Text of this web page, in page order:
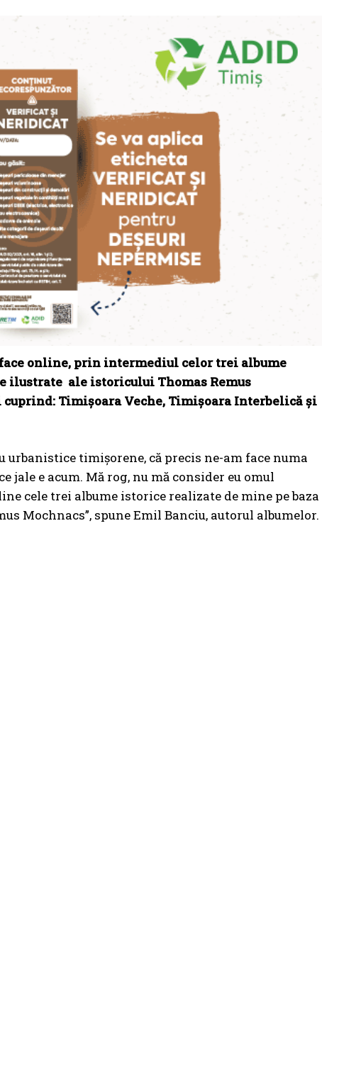
online, prin intermediul celor trei albume
ilustrate ale istoricului Thomas Remus
Timișoara Veche, Timișoara Interbelică și
urbanistice timișorene, că precis ne-am face numa
jale e acum. Mă rog, nu mă consider eu omul
cele trei albume istorice realizate de mine pe baza
Mochnacs”, spune Emil Banciu, autorul albumelor.